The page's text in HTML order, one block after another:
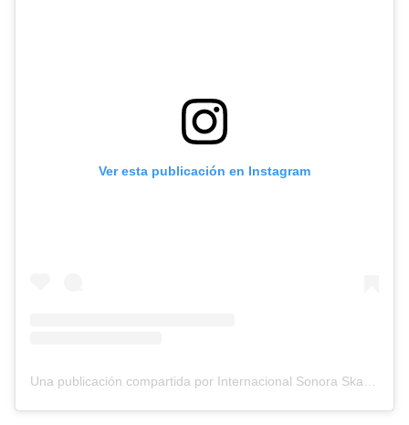
Ver esta publicación en Instagram
Una publicación compartida por Internacional Sonora Skandalo oficial (@sonoraskandalooficial)